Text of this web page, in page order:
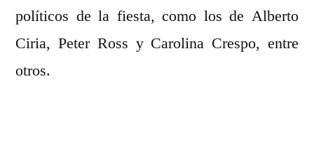
políticos de la fiesta, como los de Alberto
Ciria, Peter Ross y Carolina Crespo, entre
otros.